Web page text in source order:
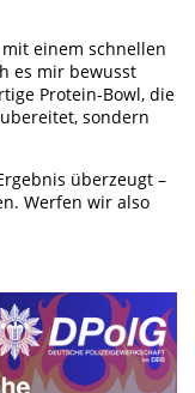
einem schnellen
es mir bewusst
Protein-Bowl, die
sondern
überzeugt –
Werfen wir also